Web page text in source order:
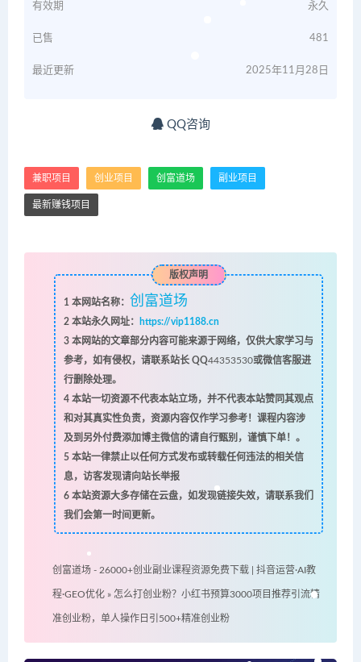
有效期 永久
已售 481
最近更新 2025年11月28日
QQ咨询
兼职项目 创业项目 创富道场 副业项目
最新赚钱项目
版权声明
1 本网站名称： 创富道场
2本站永久网址：
https://vip1188.cn
3本网站的文章部分内容可能来源于网络，仅供大家学习与
参考，如有侵权，请联系站长 QQ44353530或微信客服进
行删除处理。
4本站一切资源不代表本站立场，并不代表本站赞同其观点
和对其真实性负责，资源内容仅作学习参考！课程内容涉
及到另外付费添加博主微信的请自行甄别，谨慎下单！。
5本站一律禁止以任何方式发布或转载任何违法的相关信
息，访客发现请向站长举报
6本站资源大多存储在云盘，如发现链接失效，请联系我们
我们会第一时间更新。
创富道场 - 26000+创业副业课程资源免费下载 | 抖音运营·AI教
程·GEO优化 » 怎么打创业粉？小红书预算3000项目推荐引流精
准创业粉，单人操作日引500+精准创业粉